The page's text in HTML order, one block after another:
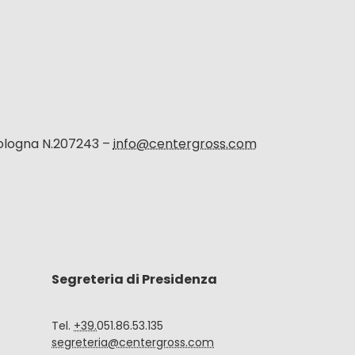
N.207243 –info@centergross.com
Segreteria di Presidenza
Tel. +39.051.86.53.135
segreteria@centergross.com